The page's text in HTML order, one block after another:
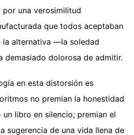
una verosimilitud
que todos aceptaban
la alternativa —la soledad
demasiado dolorosa de admitir.
en esta distorsión es
no premian la honestidad
libro en silencio; premian el
sugerencia de una vida llena de